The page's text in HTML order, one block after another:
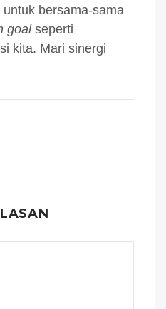
bersama-sama
goalseperti
kita. Mari sinergi